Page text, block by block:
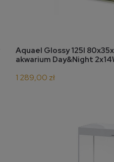
do
Aquael Glossy 125l
akwarium Day&Night
1 289,00 zł